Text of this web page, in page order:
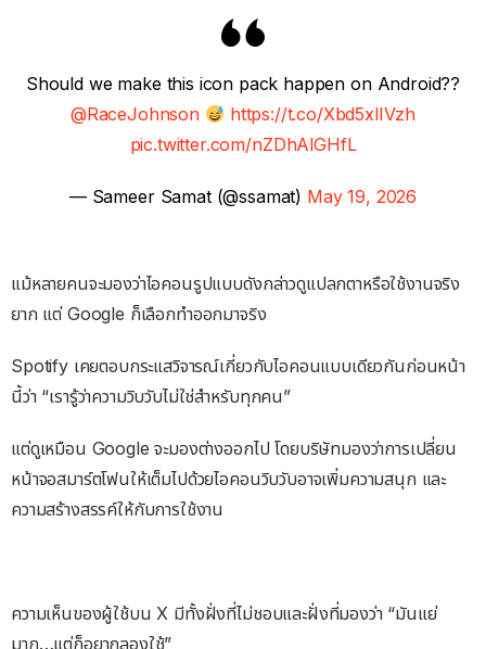
Should we make this icon pack happen on Android??
@RaceJohnson
https://t.co/Xbd5xlIVzh
pic.twitter.com/nZDhAlGHfL
— Sameer Samat (@ssamat) May 19, 2026
แม้หลายคนจะมองว่าไอคอนรูปแบบดังกล่าวดูแปลกตาหรือใช้งานจริง
ยาก แต่ Google ก็เลือกทำออกมาจริง
Spotify เคยตอบกระแสวิจารณ์เกี่ยวกับไอคอนแบบเดียวกันก่อนหน้า
นี้ว่า “เรารู้ว่าความวิบวับไม่ใช่สำหรับทุกคน”
แต่ดูเหมือน Google จะมองต่างออกไป โดยบริษัทมองว่าการเปลี่ยน
หน้าจอสมาร์ตโฟนให้เต็มไปด้วยไอคอนวิบวับอาจเพิ่มความสนุก และ
ความสร้างสรรค์ให้กับการใช้งาน
ความเห็นของผู้ใช้บน X มีทั้งฝั่งที่ไม่ชอบและฝั่งที่มองว่า “มันแย่
มาก…แต่ก็อยากลองใช้”